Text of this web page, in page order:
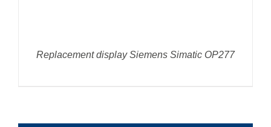
Replacement display Siemens Simatic OP277